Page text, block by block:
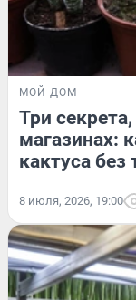
МОЙ ДОМ
Три
магазинах:
кактуса без
8 июля, 2026, 19:00